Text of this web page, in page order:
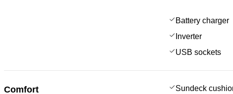
Battery charger
Inverter
USB sockets
Comfort Sundeck